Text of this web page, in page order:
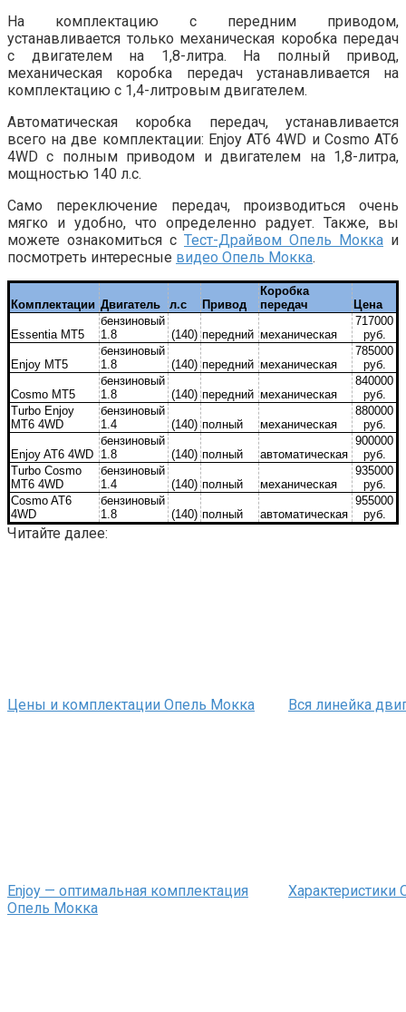
На комплектацию с передним приводом,
устанавливается только механическая коробка передач
с двигателем на 1,8-литра. На полный привод,
механическая коробка передач устанавливается на
комплектацию с 1,4-литровым двигателем.
Автоматическая коробка передач, устанавливается
всего на две комплектации: Enjoy AT6 4WD и Cosmo AT6
4WD с полным приводом и двигателем на 1,8-литра,
мощностью 140 л.с.
Само переключение передач, производиться очень
мягко и удобно, что определенно радует. Также, вы
можете ознакомиться с Тест-Драйвом Опель Мокка и
посмотреть интересные видео Опель Мокка.
Комплектации Двигатель л.с Привод
Коробка
передач
Цена
Essentia MT5
бензиновый
1.8
(140) передний механическая
717000
руб.
Enjoy MT5
бензиновый
1.8
(140) передний механическая
785000
руб.
Cosmo MT5
бензиновый
1.8
(140) передний механическая
840000
руб.
Turbo Enjoy
MT6 4WD
бензиновый
1.4
(140) полный механическая
880000
руб.
Enjoy AT6 4WD
бензиновый
1.8
(140) полный автоматическая
900000
руб.
Turbo Cosmo
MT6 4WD
бензиновый
1.4
(140) полный механическая
935000
руб.
Cosmo AT6
4WD
бензиновый
1.8
(140) полный автоматическая
955000
руб.
Читайте далее:
Цены и комплектации Опель Мокка Вся линейка
Enjoy — оптимальная комплектация
Опель Мокка